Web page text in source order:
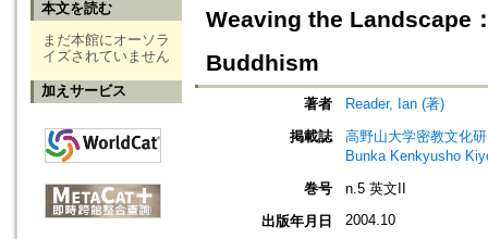
本文を読む
まだ本館にオーソラ
イズされていません
加えサービス
Weaving the Landscape
Buddhism
著者
Reader, Ian (著)
掲載誌
高野山大学密教文化
Bunka Kenkyusho
巻号
n.5 英文II
出版年月日
2004.10